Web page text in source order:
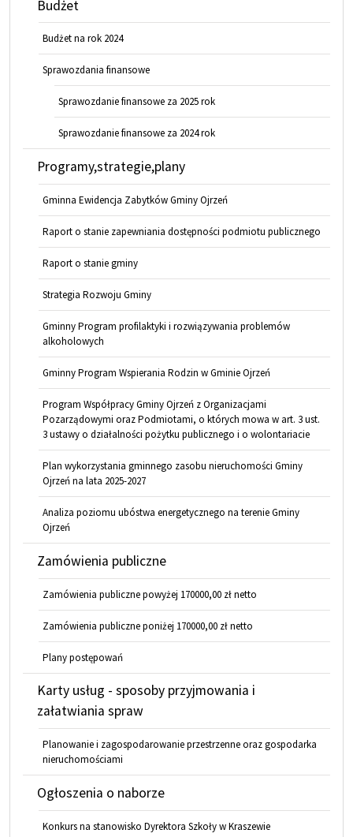
Budżet
Budżet na rok 2024
Sprawozdania finansowe
Sprawozdanie finansowe za 2025 rok
Sprawozdanie finansowe za 2024 rok
Programy,strategie,plany
Gminna Ewidencja Zabytków Gminy Ojrzeń
Raport o stanie zapewniania dostępności podmiotu publicznego
Raport o stanie gminy
Strategia Rozwoju Gminy
Gminny Program profilaktyki i rozwiązywania problemów
alkoholowych
Gminny Program Wspierania Rodzin w Gminie Ojrzeń
Program Współpracy Gminy Ojrzeń z Organizacjami
Pozarządowymi oraz Podmiotami, o których mowa w art. 3 ust.
3 ustawy o działalności pożytku publicznego i o wolontariacie
Plan wykorzystania gminnego zasobu nieruchomości Gminy
Ojrzeń na lata 2025-2027
Analiza poziomu ubóstwa energetycznego na terenie Gminy
Ojrzeń
Zamówienia publiczne
Zamówienia publiczne powyżej 170000,00 zł netto
Zamówienia publiczne poniżej 170000,00 zł netto
Plany postępowań
Karty usług - sposoby przyjmowania i
załatwiania spraw
Planowanie i zagospodarowanie przestrzenne oraz gospodarka
nieruchomościami
Ogłoszenia o naborze
Konkurs na stanowisko Dyrektora Szkoły w Kraszewie